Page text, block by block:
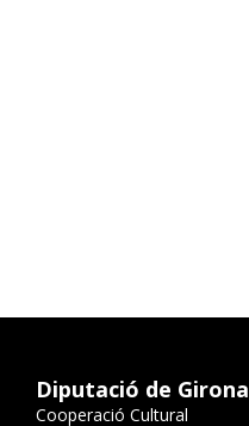
Diputació de Girona
Cooperació Cultural